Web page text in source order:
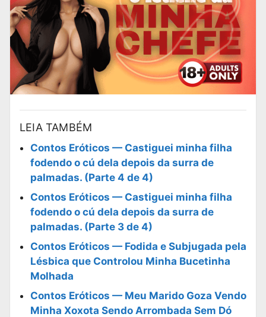
LEIA TAMBÉM
Contos Eróticos — Castiguei minha filha
fodendo o cú dela depois da surra de
palmadas. (Parte 4 de 4)
Contos Eróticos — Castiguei minha filha
fodendo o cú dela depois da surra de
palmadas. (Parte 3 de 4)
Contos Eróticos — Fodida e Subjugada pela
Lésbica que Controlou Minha Bucetinha
Molhada
Contos Eróticos — Meu Marido Goza Vendo
Minha Xoxota Sendo Arrombada Sem Dó